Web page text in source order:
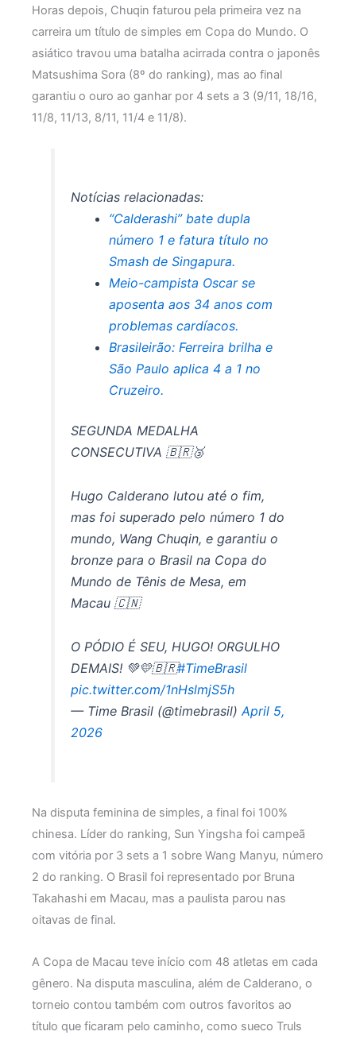
Horas depois, Chuqin faturou pela primeira vez na
carreira um título de simples em Copa do Mundo. O
asiático travou uma batalha acirrada contra o japonês
Matsushima Sora (8º do ranking), mas ao final
garantiu o ouro ao ganhar por 4 sets a 3 (9/11, 18/16,
11/8, 11/13, 8/11, 11/4 e 11/8).
Notícias relacionadas:
“Calderashi” bate dupla
número 1 e fatura título no
Smash de Singapura.
Meio-campista Oscar se
aposenta aos 34 anos com
problemas cardíacos.
Brasileirão: Ferreira brilha e
São Paulo aplica 4 a 1 no
Cruzeiro.
SEGUNDA MEDALHA
CONSECUTIVA 🇧🇷🥉
Hugo Calderano lutou até o fim,
mas foi superado pelo número 1 do
mundo, Wang Chuqin, e garantiu o
bronze para o Brasil na Copa do
Mundo de Tênis de Mesa, em
Macau 🇨🇳
O PÓDIO É SEU, HUGO! ORGULHO
DEMAIS! 💚💛🇧🇷#TimeBrasil
pic.twitter.com/1nHslmjS5h
— Time Brasil (@timebrasil)April 5,
2026
Na disputa feminina de simples, a final foi 100%
chinesa. Líder do ranking, Sun Yingsha foi campeã
com vitória por 3 sets a 1 sobre Wang Manyu, número
2 do ranking. O Brasil foi representado por Bruna
Takahashi em Macau, mas a paulista parou nas
oitavas de final.
A Copa de Macau teve início com 48 atletas em cada
gênero. Na disputa masculina, além de Calderano, o
torneio contou também com outros favoritos ao
título que ficaram pelo caminho, como sueco Truls